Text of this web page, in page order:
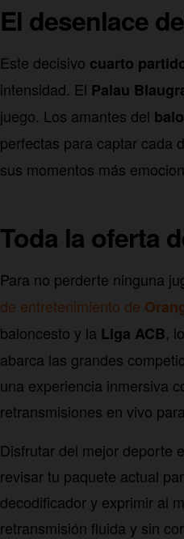
El desenlace
Este decisivo cuarto
intensidad. El Palau
juego. Los amantes del
perfectas para captar cada
sus momentos más
Toda la oferta
Para no perderte ninguna
de entretenimiento de
baloncesto y la Liga ACB,
abarca las grandes
una experiencia inmersiva
retransmisiones en vivo
Disfrutar del mejor deporte
revisar tu paquete actual
decodificador y exprimir al
retransmisión fluida y sin